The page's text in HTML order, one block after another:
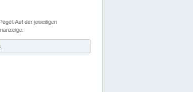
Auf der jeweiligen